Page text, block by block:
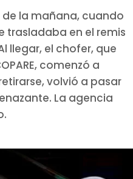
de la mañana, cuando
trasladaba en el remis
llegar, el chofer, que
comenzó a
volvió a pasar
La agencia